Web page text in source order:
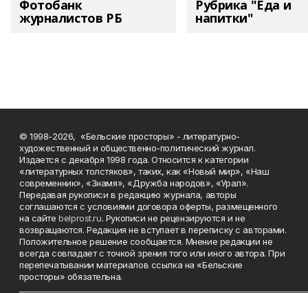
Фотобанк
журналистов РБ
Рубрика "Еда и
напитки"
© 1998-2026, «Бельские просторы» - литературно-
художественный и общественно-политический журнал.
Издается с декабря 1998 года. Относится к категории
«литературных толстяков», таких, как «Новый мир», «Наш
современник», «Знамя», «Дружба народов», «Урал».
Передавая рукописи в редакцию журнала, авторы
соглашаются с условиями договора оферты, размещенного
на сайтеbelprost.ru. Рукописи не рецензируются и не
возвращаются. Редакция не вступает в переписку с авторами.
Положительное решение сообщается. Мнение редакции не
всегда совпадает с точкой зрения того или иного автора. При
перепечатывании материалов ссылка на «Бельские
просторы» обязательна.